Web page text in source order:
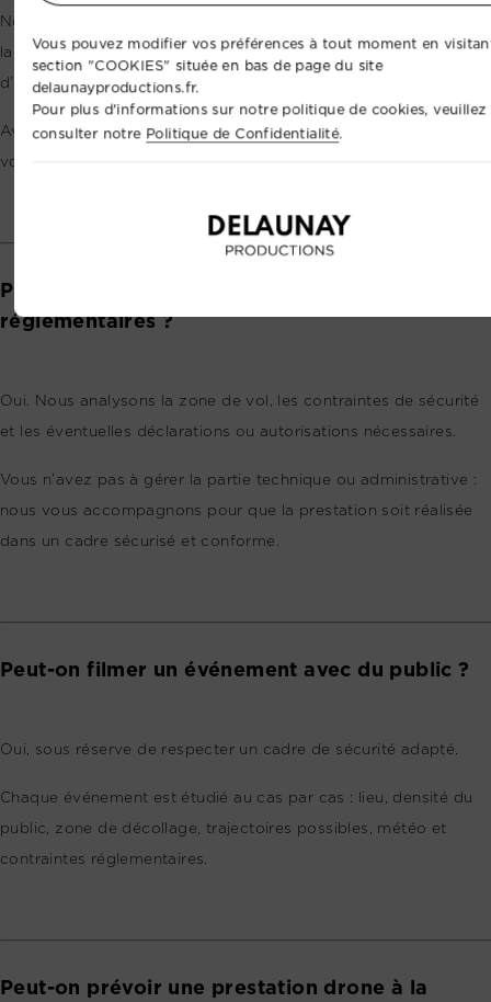
Non, pas toujours. Chaque lieu doit être vérifié en amont selon
la réglementation aérienne, la présence de public, la proximité
d’habitations, d’aéroports ou de zones sensibles.
Avant chaque prestation, nous étudions la faisabilité du vol et
vous indiquons clairement ce qui est possible.
Prenez-vous en charge les démarches
réglementaires ?
Oui. Nous analysons la zone de vol, les contraintes de sécurité
et les éventuelles déclarations ou autorisations nécessaires.
Vous n’avez pas à gérer la partie technique ou administrative :
nous vous accompagnons pour que la prestation soit réalisée
dans un cadre sécurisé et conforme.
Peut-on filmer un événement avec du public ?
Oui, sous réserve de respecter un cadre de sécurité adapté.
Chaque événement est étudié au cas par cas : lieu, densité du
public, zone de décollage, trajectoires possibles, météo et
contraintes réglementaires.
Peut-on prévoir une prestation drone à la
Vous pouvez modifier vos préférences à tout moment en
section "COOKIES" située en bas de page du site
delaunayproductions.fr.
Pour plus d'informations sur notre politique de cookies, veuillez
consulter notre Politique de Confidentialité.